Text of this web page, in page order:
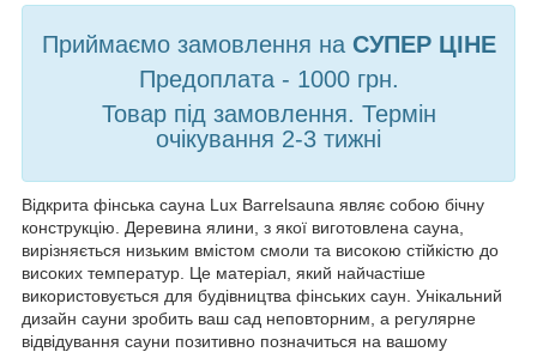
Приймаємо замовлення на СУПЕР ЦІНЕ
Предоплата - 1000 грн.
Товар під замовлення. Термін
очікування 2-3 тижні
Відкрита фінська сауна Lux Barrelsauna являє собою бічну
конструкцію. Деревина ялини, з якої виготовлена сауна,
вирізняється низьким вмістом смоли та високою стійкістю до
високих температур. Це матеріал, який найчастіше
використовується для будівництва фінських саун. Унікальний
дизайн сауни зробить ваш сад неповторним, а регулярне
відвідування сауни позитивно позначиться на вашому